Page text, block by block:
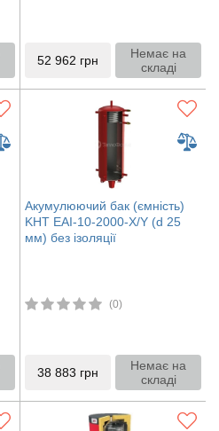
52 962 грн
Немає на
складі
Акумулюючий бак (ємність)
KHT EAI-10-2000-X/Y (d 25
мм) без ізоляції
(0)
38 883 грн
Немає на
складі